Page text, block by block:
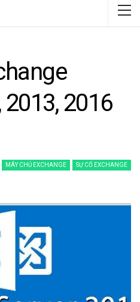
2016
MÁY CHỦ EXCHANGE SỰ CỐ EXCHANGE